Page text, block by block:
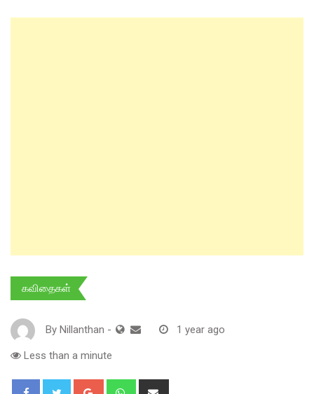
கவிதைகள்
By Nillanthan - 1 year ago
Less than a minute
Google+ Whatsapp